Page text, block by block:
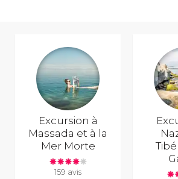
Excursion à
Massada et à la
Mer Morte
159 avis